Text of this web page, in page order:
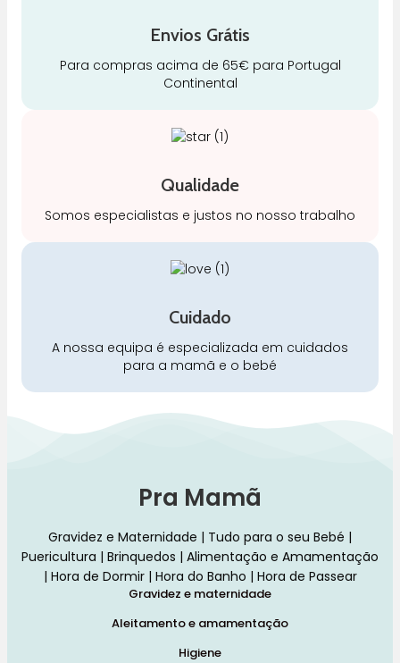
Envios Grátis
Para compras acima de 65€ para Portugal
Continental
Qualidade
Somos especialistas e justos no nosso trabalho
Cuidado
A nossa equipa é especializada em cuidados
para a mamã e o bebé
Pra Mamã
Gravidez e Maternidade | Tudo para o seu Bebé |
Puericultura | Brinquedos | Alimentação e Amamentação
| Hora de Dormir | Hora do Banho | Hora de Passear
Gravidez e maternidade
Aleitamento e amamentação
Higiene